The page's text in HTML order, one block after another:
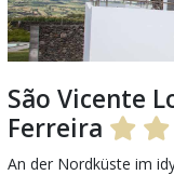
São Vicente
Ferreira
An der Nordküste im